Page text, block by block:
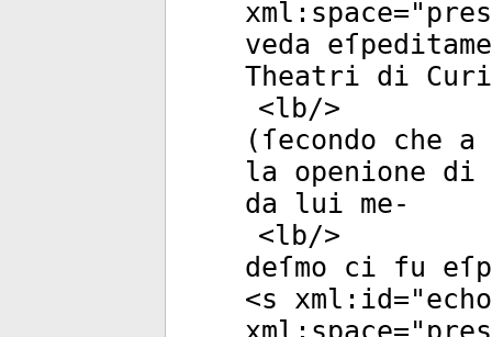
xml:space="
veda
Theatri di
<lb/>
(ſecondo che
la openione di
da lui me-
<lb/>
deſmo ci fu
<s xml:id="